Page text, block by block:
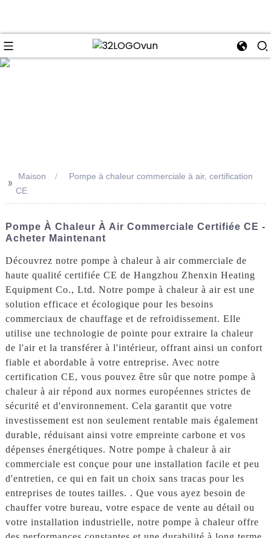
>> Maison
Pompe à chaleur commerciale à air, certification
CE
Pompe À Chaleur À Air Commerciale Certifiée CE -
Acheter Maintenant
Découvrez notre pompe à chaleur à air commerciale de
haute qualité certifiée CE de Hangzhou Zhenxin Heating
Equipment Co., Ltd. Notre pompe à chaleur à air est une
solution efficace et écologique pour les besoins
commerciaux de chauffage et de refroidissement. Elle
utilise une technologie de pointe pour extraire la chaleur
de l'air et la transférer à l'intérieur, offrant ainsi un confort
fiable et abordable à votre entreprise. Avec notre
certification CE, vous pouvez être sûr que notre pompe à
chaleur à air répond aux normes européennes strictes de
sécurité et d'environnement. Cela garantit que votre
investissement est non seulement rentable mais également
durable, réduisant ainsi votre empreinte carbone et vos
dépenses énergétiques. Notre pompe à chaleur à air
commerciale est conçue pour une installation facile et peu
d'entretien, ce qui en fait un choix sans tracas pour les
entreprises de toutes tailles. . Que vous ayez besoin de
chauffer votre bureau, votre espace de vente au détail ou
votre installation industrielle, notre pompe à chaleur offre